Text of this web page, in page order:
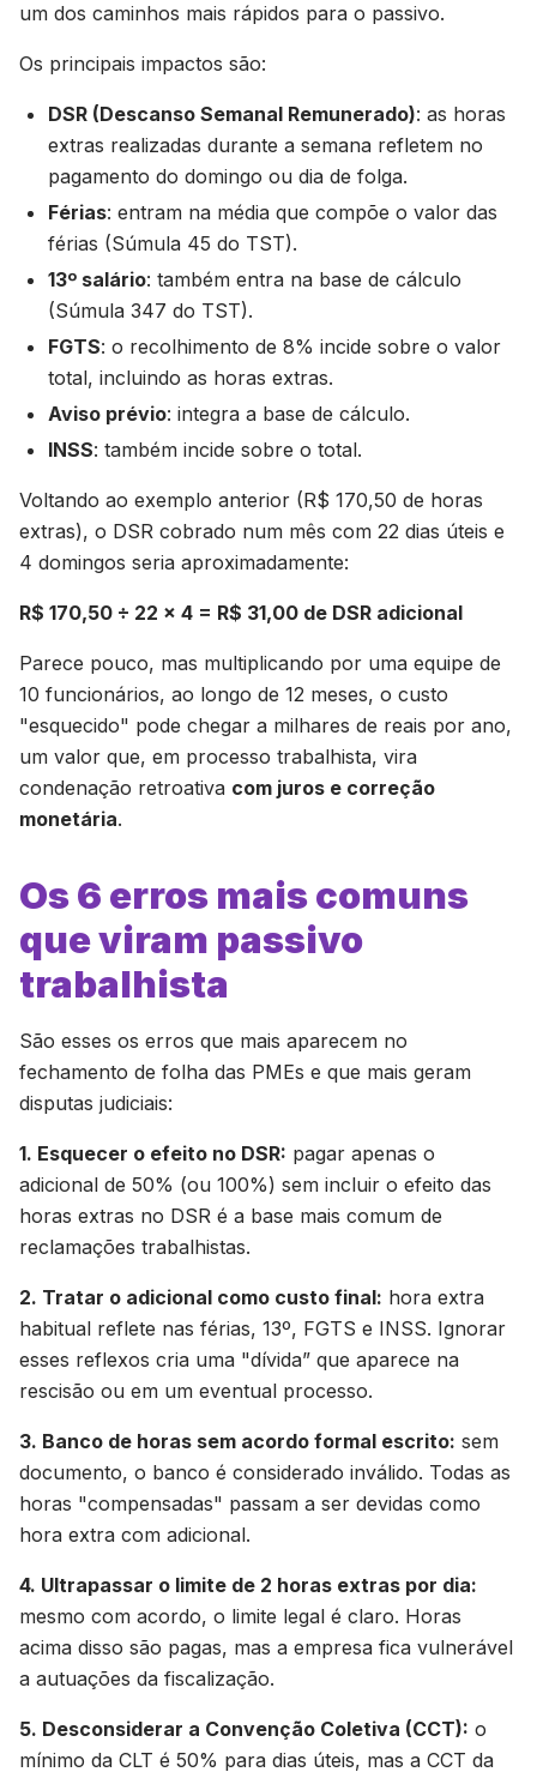
um dos caminhos mais rápidos para o passivo.
Os principais impactos são:
DSR (Descanso Semanal Remunerado): as horas
extras realizadas durante a semana refletem no
pagamento do domingo ou dia de folga.
Férias: entram na média que compõe o valor das
férias (Súmula 45 do TST).
13º salário: também entra na base de cálculo
(Súmula 347 do TST).
FGTS: o recolhimento de 8% incide sobre o valor
total, incluindo as horas extras.
Aviso prévio: integra a base de cálculo.
INSS: também incide sobre o total.
Voltando ao exemplo anterior (R$ 170,50 de horas
extras), o DSR cobrado num mês com 22 dias úteis e
4 domingos seria aproximadamente:
R$ 170,50 ÷ 22 × 4 = R$ 31,00 de DSR adicional
Parece pouco, mas multiplicando por uma equipe de
10 funcionários, ao longo de 12 meses, o custo
"esquecido" pode chegar a milhares de reais por ano,
um valor que, em processo trabalhista, vira
condenação retroativa com juros e correção
monetária.
Os 6 erros mais comuns
que viram passivo
trabalhista
São esses os erros que mais aparecem no
fechamento de folha das PMEs e que mais geram
disputas judiciais:
1. Esquecer o efeito no DSR: pagar apenas o
adicional de 50% (ou 100%) sem incluir o efeito das
horas extras no DSR é a base mais comum de
reclamações trabalhistas.
2. Tratar o adicional como custo final: hora extra
habitual reflete nas férias, 13º, FGTS e INSS. Ignorar
esses reflexos cria uma "dívida” que aparece na
rescisão ou em um eventual processo.
3. Banco de horas sem acordo formal escrito: sem
documento, o banco é considerado inválido. Todas as
horas "compensadas" passam a ser devidas como
hora extra com adicional.
4. Ultrapassar o limite de 2 horas extras por dia:
mesmo com acordo, o limite legal é claro. Horas
acima disso são pagas, mas a empresa fica vulnerável
a autuações da fiscalização.
5. Desconsiderar a Convenção Coletiva (CCT): o
mínimo da CLT é 50% para dias úteis, mas a CCT da